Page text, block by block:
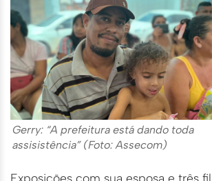
Gerry: “A prefeitura está dando toda
assisistência” (Foto: Assecom)
Exposições com sua esposa e três